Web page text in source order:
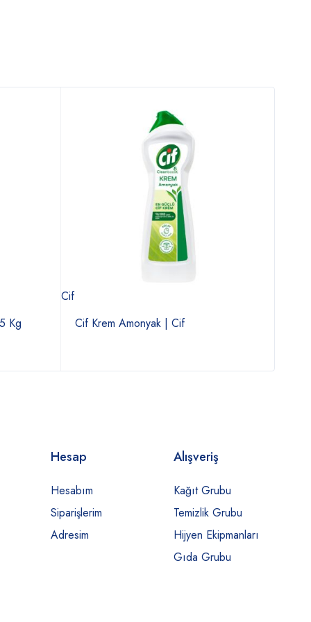
Kg
Cif
Cif Krem Amonyak | Cif
Hesap
Hesabım
Siparişlerim
Adresim
Alışveriş
Kağıt Grubu
Temizlik Grubu
Hijyen Ekipmanları
Gıda Grubu